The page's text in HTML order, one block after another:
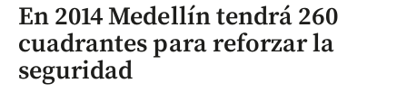
En 2014 Medellín tendrá 260
cuadrantes para reforzar la
seguridad